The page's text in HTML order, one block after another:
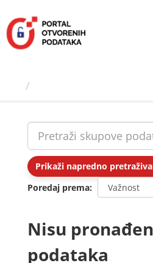
sadržaj
Prikaži napredno
Poredaj prema
Nisu
podataka